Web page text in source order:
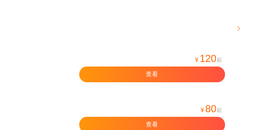

¥ 120 起
查看
¥ 80 起
查看